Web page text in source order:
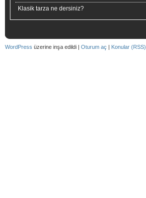
Klasik tarza ne dersiniz?
WordPress üzerine inşa edildi | Oturum aç | Konular (RSS)